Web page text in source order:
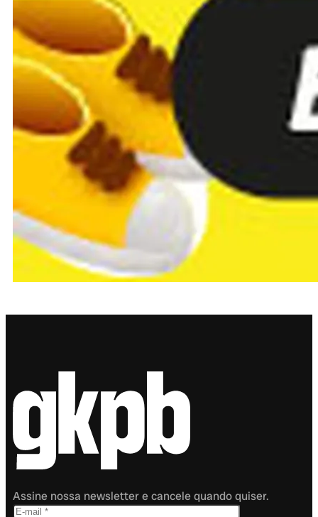
Assine nossa newsletter e cancele quando quiser.